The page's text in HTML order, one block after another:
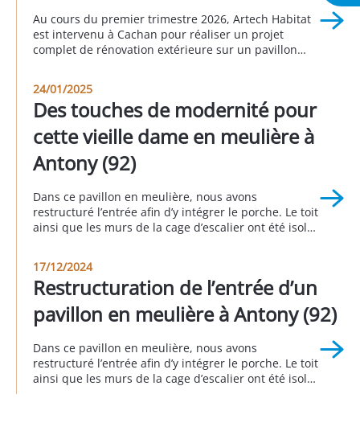
Au cours du premier trimestre 2026, Artech Habitat
est intervenu à Cachan pour réaliser un projet
complet de rénovation extérieure sur un pavillon
valoriser un bien immobilier, améliorer sa durabilité
et moderniser son apparence. Grâce à une
intervention globale comprenant le traitement de la
[…]
24/01/2025
Des touches de modernité pour
cette vieille dame en meulière à
Antony (92)
Dans ce pavillon en meulière, nous avons
restructuré l’entrée afin d’y intégrer le porche. Le toit
ainsi que les murs de la cage d’escalier ont été isolés
remplacé la porte de garage et la porte d’entrée. A
Antony 3eme trimestre 2024.
17/12/2024
Restructuration de l’entrée d’un
pavillon en meulière à Antony (92)
Dans ce pavillon en meulière, nous avons
restructuré l’entrée afin d’y intégrer le porche. Le toit
ainsi que les murs de la cage d’escalier ont été isolés